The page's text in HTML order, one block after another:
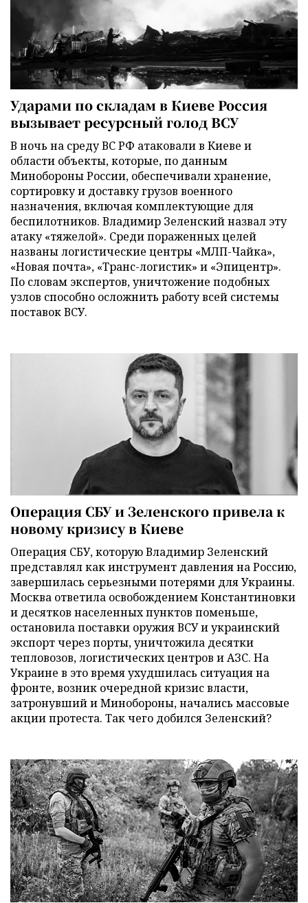
Ударами по складам в Киеве Россия
вызывает ресурсный голод ВСУ
В ночь на среду ВС РФ атаковали в Киеве и
области объекты, которые, по данным
Минобороны России, обеспечивали хранение,
сортировку и доставку грузов военного
назначения, включая комплектующие для
беспилотников. Владимир Зеленский назвал эту
атаку «тяжелой». Среди пораженных целей
названы логистические центры «МЛП-Чайка»,
«Новая почта», «Транс-логистик» и «Эпицентр».
По словам экспертов, уничтожение подобных
узлов способно осложнить работу всей системы
поставок ВСУ.
Операция СБУ и Зеленского привела к
новому кризису в Киеве
Операция СБУ, которую Владимир Зеленский
представлял как инструмент давления на Россию,
завершилась серьезными потерями для Украины.
Москва ответила освобождением Константиновки
и десятков населенных пунктов поменьше,
остановила поставки оружия ВСУ и украинский
экспорт через порты, уничтожила десятки
тепловозов, логистических центров и АЗС. На
Украине в это время ухудшилась ситуация на
фронте, возник очередной кризис власти,
затронувший и Минобороны, начались массовые
акции протеста. Так чего добился Зеленский?